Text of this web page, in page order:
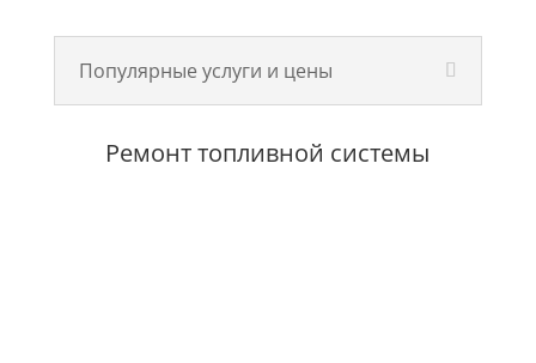
Популярные услуги и цены
Ремонт топливной системы